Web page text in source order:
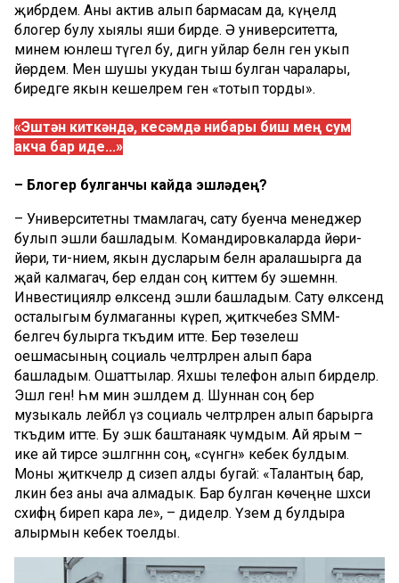
җибәрдем. Аны актив алып бармасам да, күңелдә
блогер булу хыялы яши бирде. Ә университетта,
минем юнәлеш түгел бу, дигән уйлар белән генә укып
йөрдем. Менә шушы укудан тыш булган чаралары,
биредәге якын кешеләрем генә «тотып торды».
«Эштән киткәндә, кесәмдә нибары биш мең сум
акча бар иде...»
– Блогер булганчы кайда эшләдең?
– Университетны тәмамлагач, сату буенча менеджер
булып эшли башладым. Командировкаларда йөри-
йөри, әти-әнием, якын дусларым белән аралашырга да
җай калмагач, бер елдан соң киттем бу эшемнән.
Инвестицияләр өлкәсендә эшли башладым. Сату өлкәсендә
осталыгым булмаганны күреп, җитәкчебез SMM-
белгеч булырга тәкъдим итте. Бер төзелеш
оешмасының социаль челтәрләрен алып бара
башладым. Ошаттылар. Яхшы телефон алып бирделәр.
Эшлә генә! Һәм мин эшләдем дә. Шуннан соң бер
музыкаль лейбл үз социаль челтәрләрен алып барырга
тәкъдим итте. Бу эшкә баштанаяк чумдым. Ай ярым –
ике ай тирәсе эшләгәннән соң, «сүнгән» кебек булдым.
Моны җитәкчеләр дә сизеп алды бугай: «Талантың бар,
ләкин без аны ача алмадык. Бар булган көчеңне шәхси
сәхифәңә биреп кара әле», – диделәр. Үземә дә булдыра
алырмын кебек тоелды.